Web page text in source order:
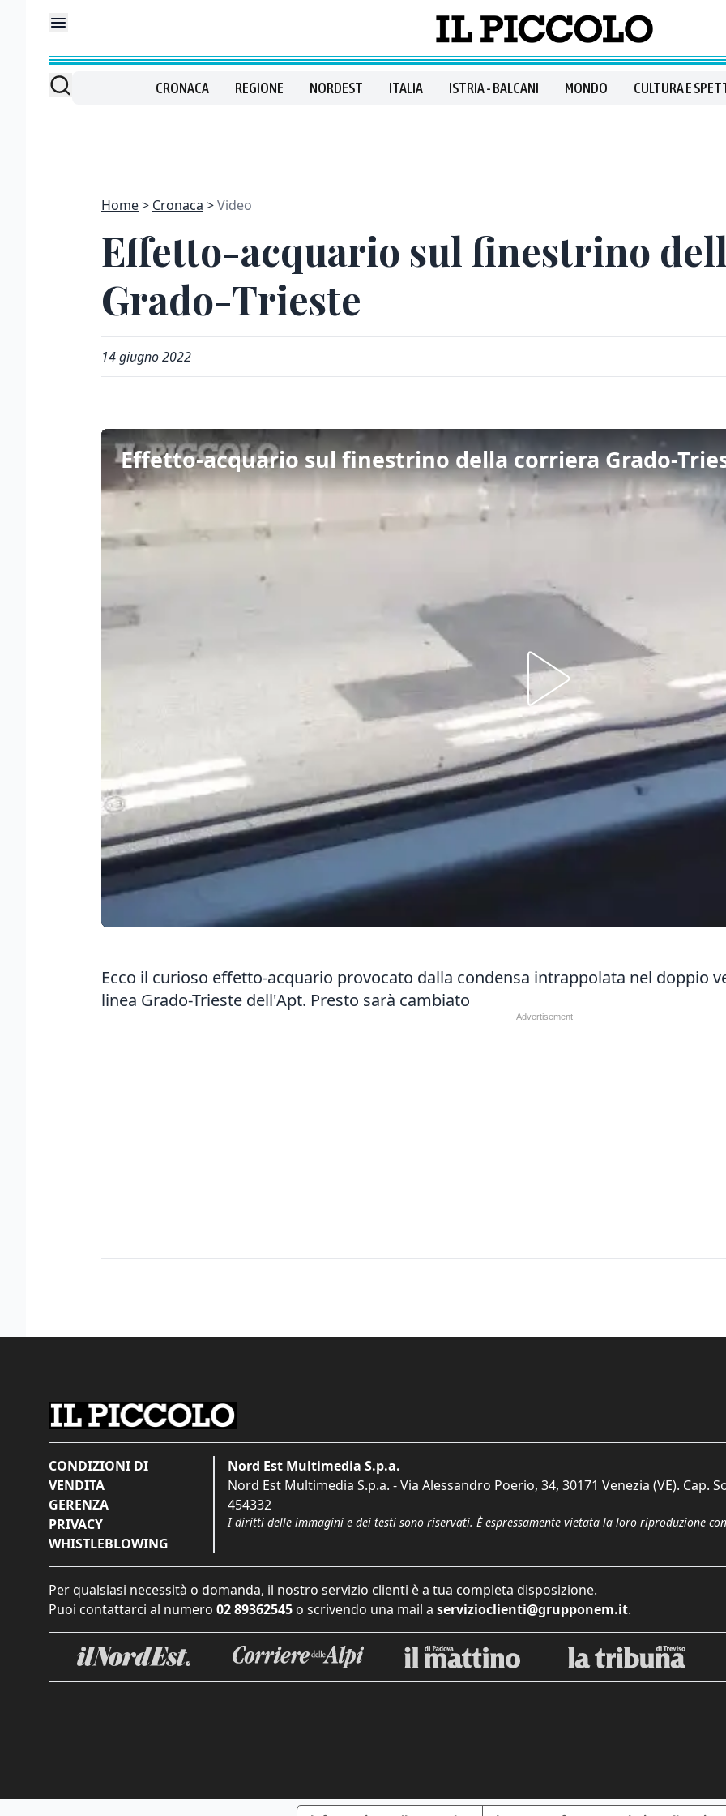
CRONACA REGIONE NORDEST ITALIA ISTRIA - BALCANI MONDO CULTURA E
Home Cronaca Video
Effetto-acquario sul finestrino
Grado-Trieste
14 giugno 2022
Effetto-acquario sul finestrino della corriera Grado-
Ecco il curioso effetto-acquario provocato dalla condensa intrappolata nel doppio
linea Grado-Trieste dell'Apt. Presto sarà cambiato
CONDIZIONI DI
VENDITA
GERENZA
PRIVACY
WHISTLEBLOWING
Nord Est Multimedia S.p.a.
Nord Est Multimedia S.p.a. - Via Alessandro Poerio, 34, 30171 Venezia (VE). Cap.
454332
I diritti delle immagini e dei testi sono riservati. È espressamente vietata la loro riproduzione
Per qualsiasi necessità o domanda, il nostro servizio clienti è a tua completa disposizione.
Puoi contattarci al numero 02 89362545 o scrivendo una mail a servizioclienti@grupponem.it.